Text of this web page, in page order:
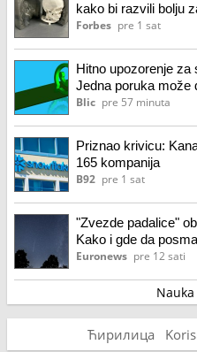
kako bi razvili bolju
Forbes pre 1 sat
Hitno upozorenje za
Jedna poruka može
obavezno proverite
Blic pre 57 minuta
Priznao krivicu:
165 kompanija
B92 pre 1 sat
"Zvezde padalice"
Kako i gde da
Euronews pre 12 sati
Ћирилица